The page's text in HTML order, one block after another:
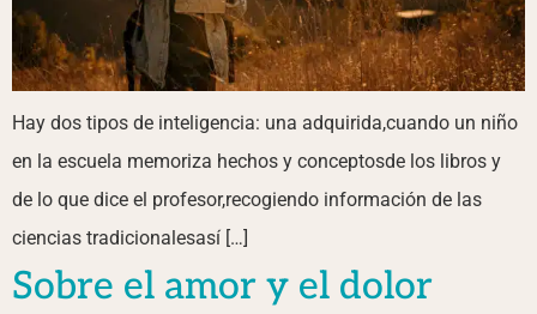
Hay dos tipos de inteligencia: una adquirida,cuando un niño
en la escuela memoriza hechos y conceptosde los libros y
de lo que dice el profesor,recogiendo información de las
ciencias tradicionalesasí […]
Sobre el amor y el dolor